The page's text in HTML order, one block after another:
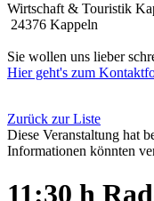
Wirtschaft & Touristik
24376 Kappeln
Sie wollen uns lieber
Hier geht's zum
Zurück zur Liste
Diese Veranstaltung hat
Informationen könnten
11:30 h